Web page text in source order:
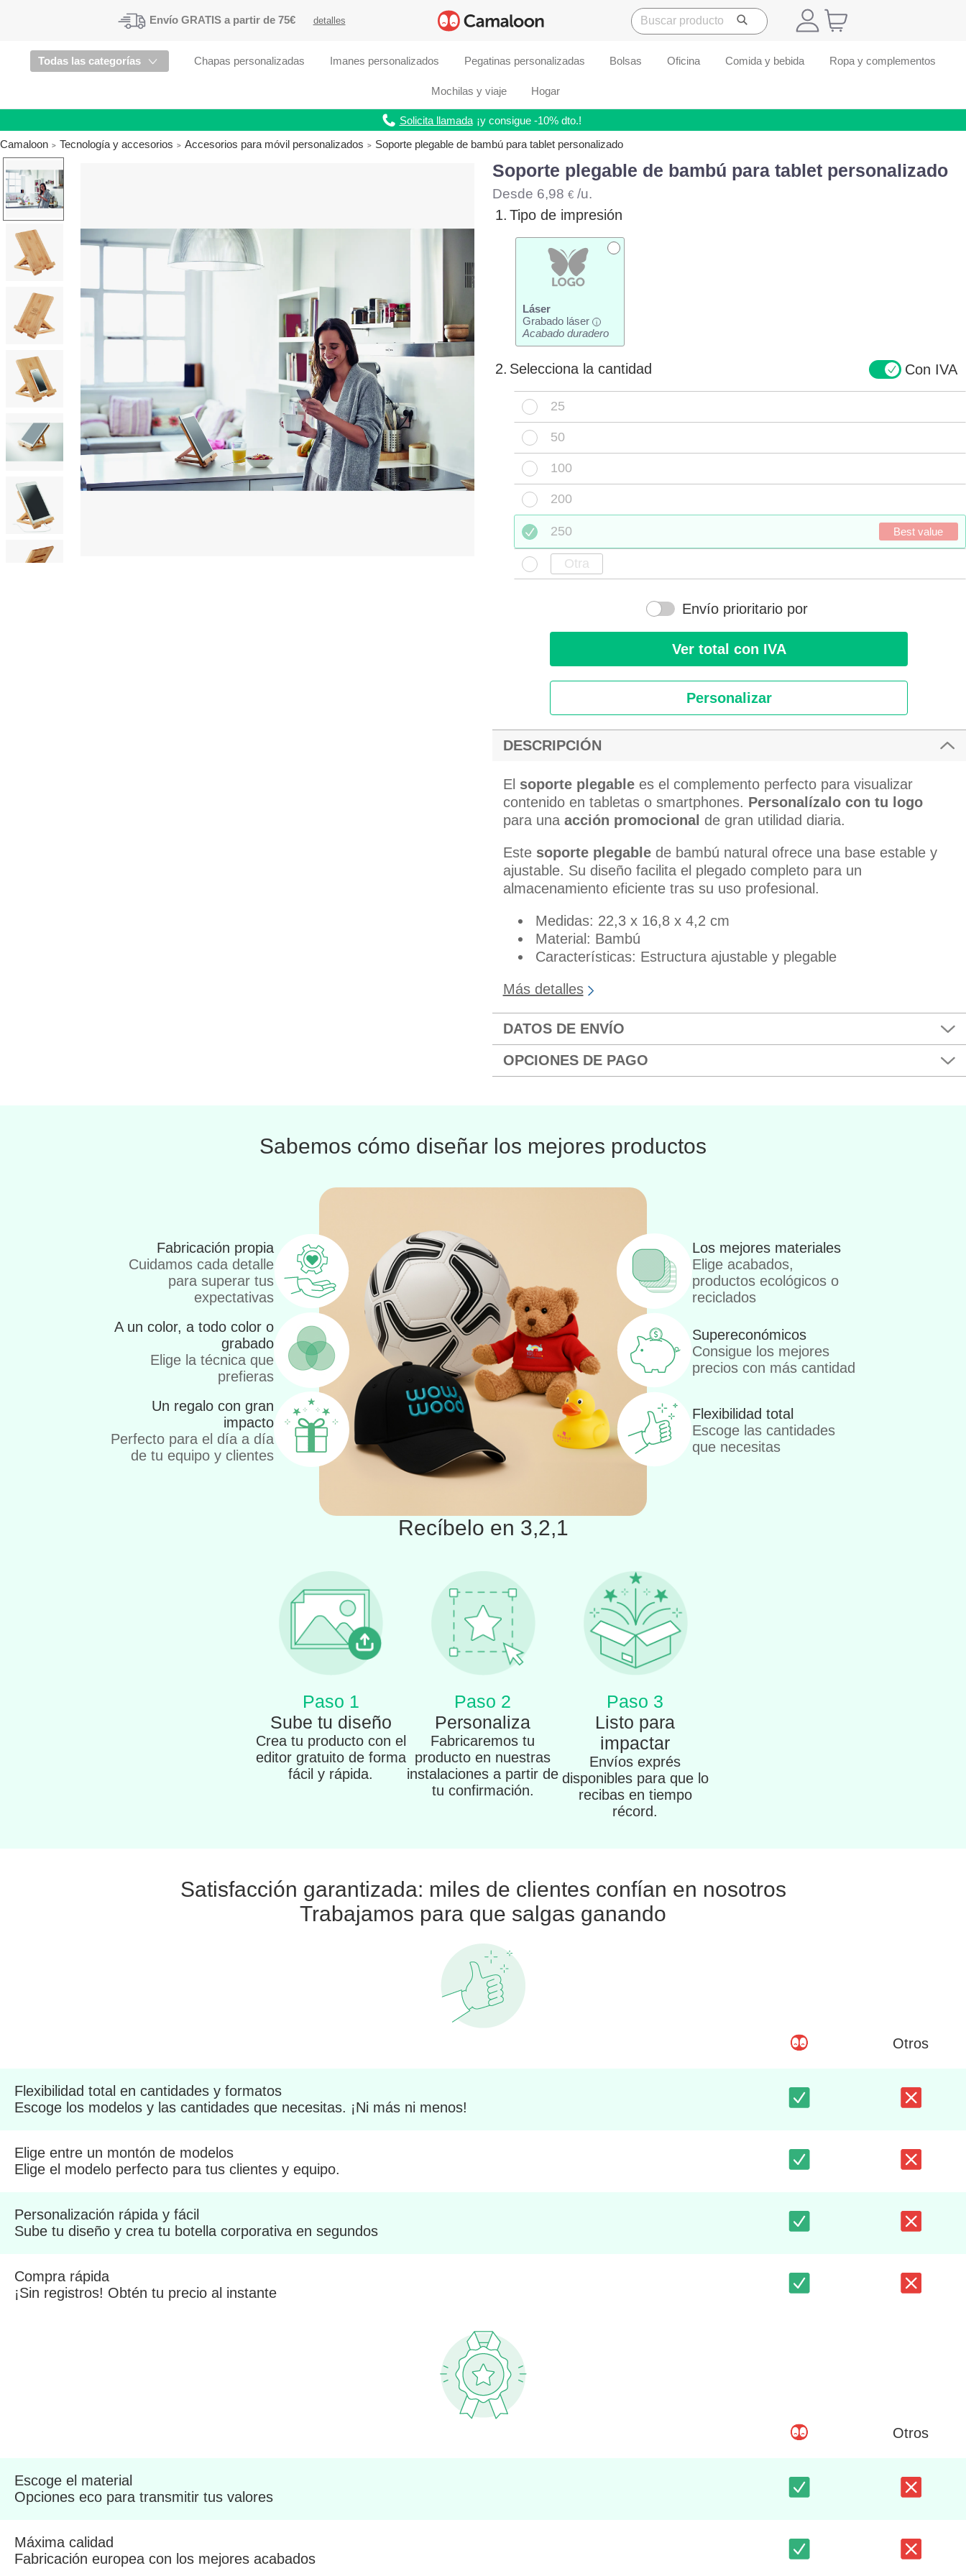
Envío GRATIS a partir de 75€ detalles
Todas las categorías Chapas personalizadas Imanes personalizados Pegatinas personalizadas Bolsas Oficina Comida y bebida Ropa y complementos
Mochilas y viaje Hogar
Solicita llamada ¡y consigue -10% dto.!
Camaloon
Tecnología y accesorios Accesorios para móvil personalizados Soporte plegable de bambú para tablet personalizado
Soporte plegable de bambú para tablet personalizado
Desde 6,98 €/u.
1. Tipo de impresión
Láser
Grabado láser
i
Acabado duradero
2. Selecciona la cantidad Con IVA
25
50
100
200
250 Best value
Envío prioritario por
Ver total con IVA
Personalizar
DESCRIPCIÓN
El soporte plegablees el complemento perfecto para visualizar
contenido en tabletas o smartphones. Personalízalo con tu logo
para una acción promocional de gran utilidad diaria.
Este soporte plegablede bambú natural ofrece una base estable y
ajustable. Su diseño facilita el plegado completo para un
almacenamiento eficiente tras su uso profesional.
Medidas: 22,3 x 16,8 x 4,2 cm
Material: Bambú
Características: Estructura ajustable y plegable
Más detalles
DATOS DE ENVÍO
OPCIONES DE PAGO
Sabemos cómo diseñar los mejores productos
Fabricación propia
Cuidamos cada detalle
para superar tus
expectativas
A un color, a todo color o
grabado
Elige la técnica que
prefieras
Un regalo con gran
impacto
Perfecto para el día a día
de tu equipo y clientes
Los mejores materiales
Elige acabados,
productos ecológicos o
reciclados
Supereconómicos
Consigue los mejores
precios con más cantidad
Flexibilidad total
Escoge las cantidades
que necesitas
Recíbelo en 3,2,1
Paso 1
Sube tu diseño
Crea tu producto con el
editor gratuito de forma
fácil y rápida.
Paso 2
Personaliza
Fabricaremos tu
producto en nuestras
instalaciones a partir de
tu confirmación.
Paso 3
Listo para
impactar
Envíos exprés
disponibles para que lo
recibas en tiempo
récord.
Satisfacción garantizada: miles de clientes confían en nosotros
Trabajamos para que salgas ganando
Otros
Flexibilidad total en cantidades y formatos
Escoge los modelos y las cantidades que necesitas. ¡Ni más ni menos!
Elige entre un montón de modelos
Elige el modelo perfecto para tus clientes y equipo.
Personalización rápida y fácil
Sube tu diseño y crea tu botella corporativa en segundos
Compra rápida
¡Sin registros! Obtén tu precio al instante
Otros
Escoge el material
Opciones eco para transmitir tus valores
Máxima calidad
Fabricación europea con los mejores acabados